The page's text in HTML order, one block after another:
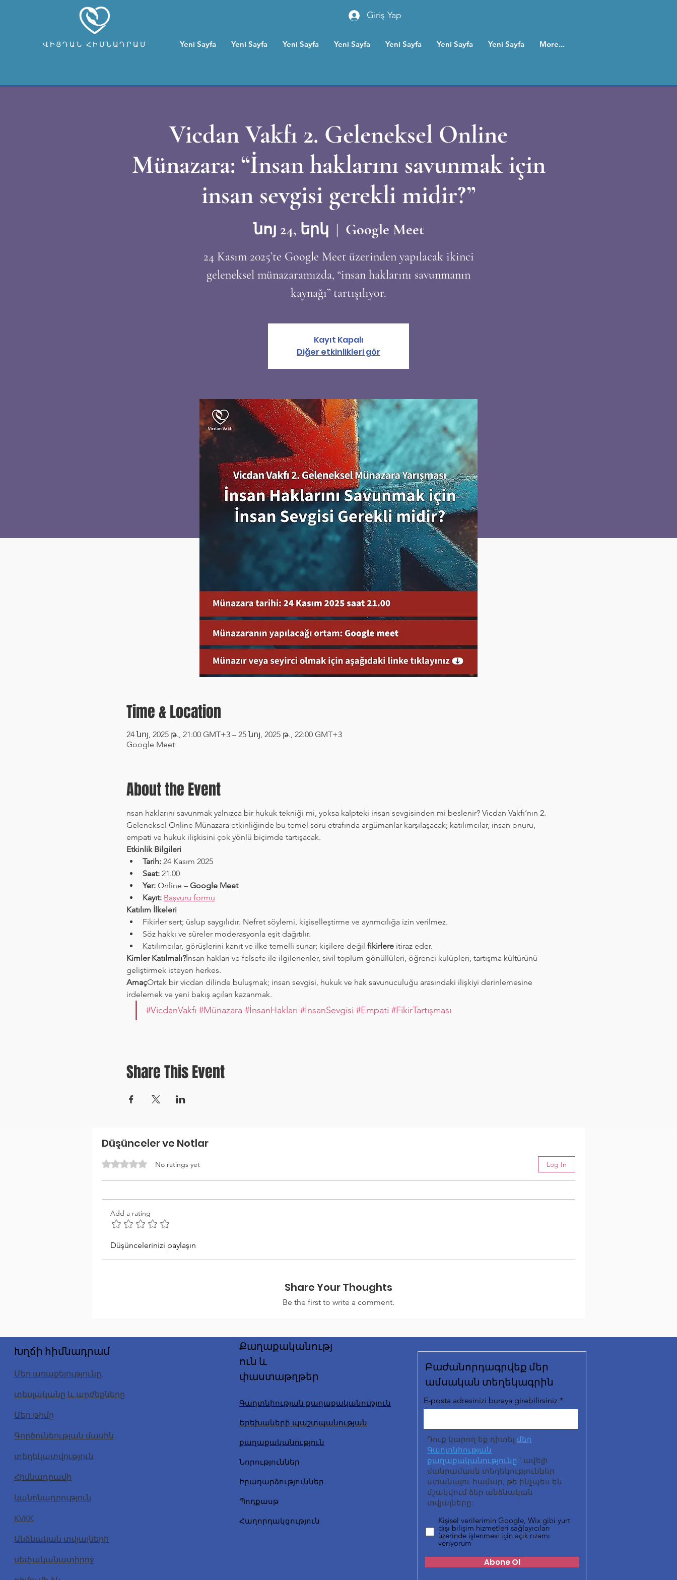
ՎԻՑԴԱՆ ՀԻՄՆԱԴՐԱՄ
Giriş Yap
Yeni Sayfa Yeni Sayfa Yeni Sayfa Yeni Sayfa Yeni Sayfa Yeni Sayfa Yeni Sayfa More...
Vicdan Vakfı 2. Geleneksel Online
Münazara: “İnsan haklarını savunmak için
insan sevgisi gerekli midir?”
նոյ 24, երկ
  |
Google Meet
24 Kasım 2025’te Google Meet üzerinden yapılacak ikinci
geleneksel münazaramızda, “insan haklarını savunmanın
kaynağı” tartışılıyor.
Kayıt Kapalı
Diğer etkinlikleri gör
Time & Location
24 նոյ, 2025 թ., 21:00 GMT+3 – 25 նոյ, 2025 թ., 22:00 GMT+3
Google Meet
About the Event
nsan haklarını savunmak yalnızca bir hukuk tekniği mi, yoksa kalpteki insan sevgisinden mi beslenir? Vicdan Vakfı’nın 2.
Geleneksel Online Münazara etkinliğinde bu temel soru etrafında argümanlar karşılaşacak; katılımcılar, insan onuru,
empati ve hukuk ilişkisini çok yönlü biçimde tartışacak.
Etkinlik Bilgileri
Tarih: 24 Kasım 2025
Saat: 21.00
Yer: Online – Google Meet
Kayıt: Başvuru formu
Katılım İlkeleri
Fikirler sert; üslup saygılıdır. Nefret söylemi, kişiselleştirme ve ayrımcılığa izin verilmez.
Söz hakkı ve süreler moderasyonla eşit dağıtılır.
Katılımcılar, görüşlerini kanıt ve ilke temelli sunar; kişilere değil fikirlere itiraz eder.
Kimler Katılmalı?İnsan hakları ve felsefe ile ilgilenenler, sivil toplum gönüllüleri, öğrenci kulüpleri, tartışma kültürünü
geliştirmek isteyen herkes.
AmaçOrtak bir vicdan dilinde buluşmak; insan sevgisi, hukuk ve hak savunuculuğu arasındaki ilişkiyi derinlemesine
irdelemek ve yeni bakış açıları kazanmak.
#VicdanVakfı #Münazara #İnsanHakları #İnsanSevgisi #Empati #FikirTartışması
Share This Event
Düşünceler ve Notlar
Log In
Rated 0 out of 5 stars. No ratings yet
Add a rating
Düşüncelerinizi paylaşın
Share Your Thoughts
Be the first to write a comment.
Խղճի հիմնադրամ
Մեր առաքելությունը,
տեսլականը և արժեքները
Մեր թիմը
Գործունեության մասին
տեղեկատվություն
Հիմնադրամի
կանոնադրություն
KVKK
Անձնական տվյալների
սեփականատիրոջ
Քաղաքականությ
ուն և
փաստաթղթեր
Գաղտնիության քաղաքականություն
Երեխաների պաշտպանության
քաղաքականություն
Նորություններ
Իրադարձություններ
Պոդքասթ
Հաղորդակցություն
Բաժանորդագրվեք մեր
ամսական տեղեկագրին
E-posta adresinizi buraya girebilirsiniz
Դուք կարող եք դիտել մեր
Գաղտնիության
քաղաքականությունը ՝ ավելի
մանրամասն տեղեկություններ
ստանալու համար, թե ինչպես են
մշակվում ձեր անձնական
տվյալները:
Kişisel verilerimin Google, Wix gibi yurt
dışı bilişim hizmetleri sağlayıcıları
üzerinde işlenmesi için açık rızamı
veriyorum
Abone Ol